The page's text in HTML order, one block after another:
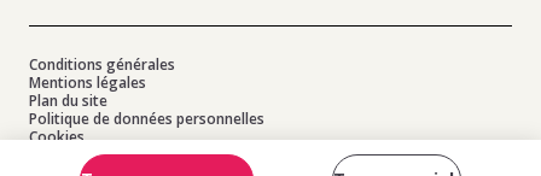
Conditions générales
Mentions légales
Plan du site
Politique de données personnelles
Cookies
© 2026 Kinougarde - Tous droits réservés